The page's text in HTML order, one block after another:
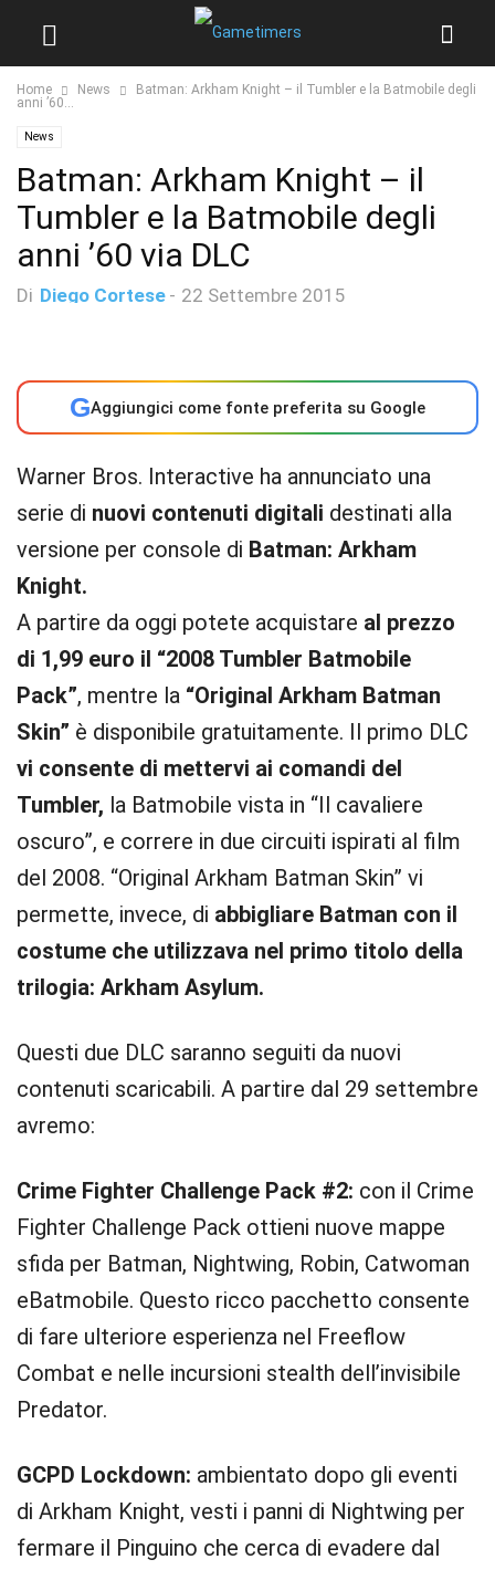
Home News
Batman: Arkham Knight – il Tumbler e la Batmobile degli
anni ’60...
News
Batman: Arkham Knight – il
Tumbler e la Batmobile degli
anni ’60 via DLC
Di Diego Cortese - 22 Settembre 2015
GAggiungici come fonte preferita su Google
Warner Bros. Interactive ha annunciato una
serie di nuovi contenuti digitali destinati alla
versione per console di Batman: Arkham
Knight.
A partire da oggi potete acquistare al prezzo
di 1,99 euro il “2008 Tumbler Batmobile
Pack”, mentre la “Original Arkham Batman
Skin” è disponibile gratuitamente. Il primo DLC
vi consente di mettervi ai comandi del
Tumbler, la Batmobile vista in “Il cavaliere
oscuro”, e correre in due circuiti ispirati al film
del 2008. “Original Arkham Batman Skin” vi
permette, invece, di abbigliare Batman con il
costume che utilizzava nel primo titolo della
trilogia: Arkham Asylum.
Questi due DLC saranno seguiti da nuovi
contenuti scaricabili. A partire dal 29 settembre
avremo:
Crime Fighter Challenge Pack #2: con il Crime
Fighter Challenge Pack ottieni nuove mappe
sfida per Batman, Nightwing, Robin, Catwoman
eBatmobile. Questo ricco pacchetto consente
di fare ulteriore esperienza nel Freeflow
Combat e nelle incursioni stealth dell’invisibile
Predator.
GCPD Lockdown: ambientato dopo gli eventi
di Arkham Knight, vesti i panni di Nightwing per
fermare il Pinguino che cerca di evadere dal